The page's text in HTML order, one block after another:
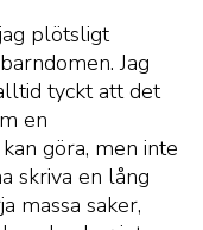
plötsligt
Jag
tyckt att det
en
göra, men inte
skriva en lång
massa saker,